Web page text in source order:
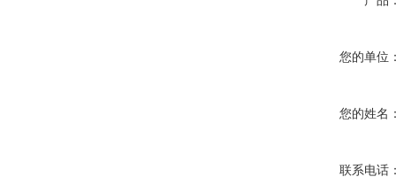
您的单位
您的姓名
联系电话